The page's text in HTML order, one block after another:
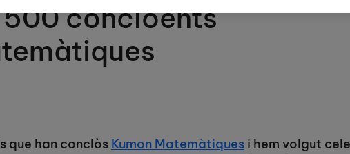
500 concloents
que han conclòs Kumon Matemàtiques i hem volgut